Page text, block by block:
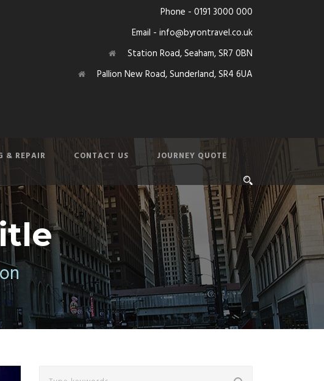
Phone - 0191 3000 000
Email - info@byrontravel.co.uk
Station Road, Seaham, SR7 0BN
Pallion New Road, Sunderland, SR4 6UA
& REPAIR CONTACT US JOURNEY QUOTE